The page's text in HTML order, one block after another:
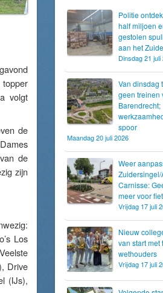
topper
volgt
de
de
zijn
Los
Drive
(IJs),
Politie
half miljoen
gestolen
aan het
Dinsdag 21 juli
Van dinsdag
geen treinen
Barendrecht;
spoor
Maandag 20 juli 2026
Weer
Carnisse:
meer voor
Vrijdag 17 juli
Nieuw
van start
wethouders
Vrijdag 17 juli